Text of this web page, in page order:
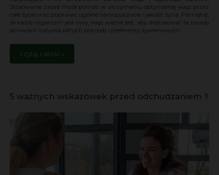
Stosowanie zasad może pomóc w utrzymaniu optymalnej wagi przez
całe życie oraz poprawić ogólne samopoczucie i jakość życia. Pamiętaj,
że każdy organizm jest inny, więc ważne jest, aby dostosować te zasady
do swoich indywidualnych potrzeb i preferencji żywieniowych.
czytaj całość »
5 ważnych wskazówek przed odchudzaniem ‼️